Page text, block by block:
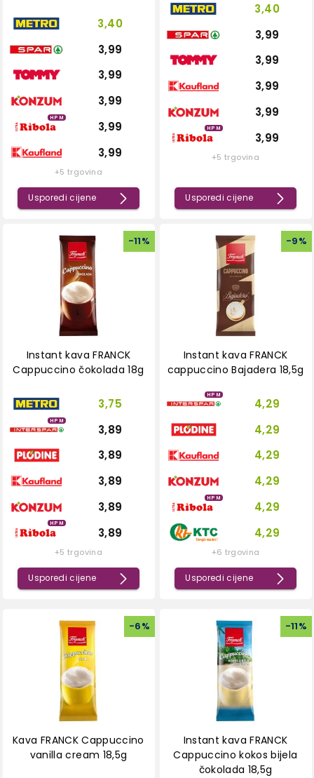
3,40
3,99
3,99
3,99
HPM
3,99
3,99
+5 trgovina
Usporedi cijene
3,40
3,99
3,99
3,99
3,99
HPM
3,99
+5 trgovina
Usporedi cijene
-11%
Instant kava FRANCK
Cappuccino čokolada 18g
3,75
HPM
3,89
3,89
3,89
3,89
HPM
3,89
+5 trgovina
Usporedi cijene
-9%
Instant kava FRANCK
cappuccino Bajadera 18,5g
HPM
4,29
4,29
4,29
4,29
HPM
4,29
4,29
+6 trgovina
Usporedi cijene
-6%
Kava FRANCK Cappuccino
vanilla cream 18,5g
-11%
Instant kava FRANCK
Cappuccino kokos bijela
čokolada 18,5g